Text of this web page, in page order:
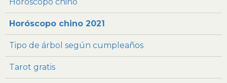
Horóscopo chino 2021
Tipo de árbol según cumpleaños
Tarot gratis